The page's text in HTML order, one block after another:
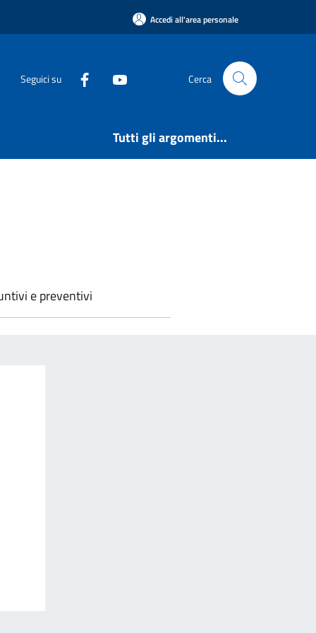
Accedi all'area personale
Seguici su Cerca
Tutti gli argomenti...
e preventivi